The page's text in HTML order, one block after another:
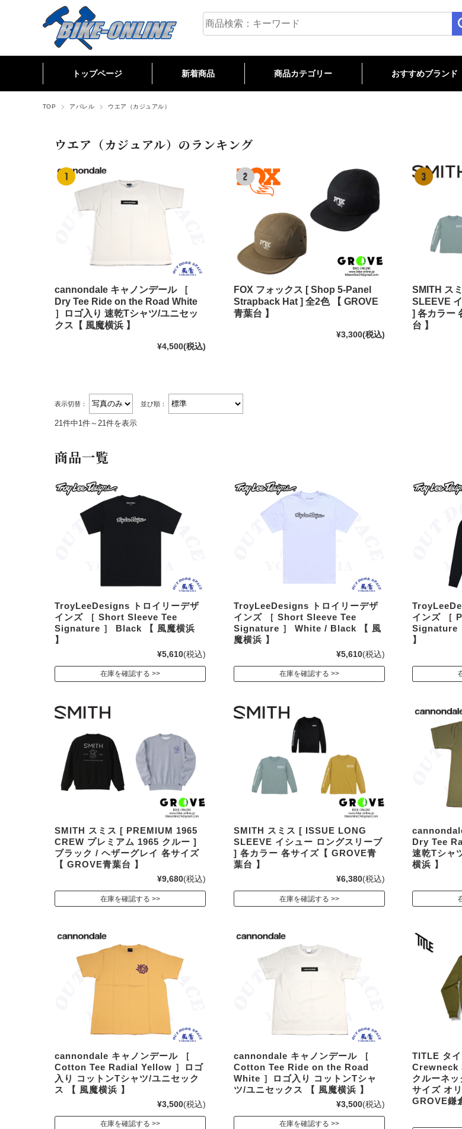
トップページ 新着商品 商品カテゴリー おすすめブランド
TOP アパレル ウエア（カジュアル）
ウエア（カジュアル）のランキング
cannondale キャノンデール ［
Dry Tee Ride on the Road White
］ロゴ入り 速乾Tシャツ/ユニセッ
クス【 風魔横浜 】
¥4,500(税込)
FOX フォックス [ Shop 5-Panel
Strapback Hat ] 全2色 【 GROVE
青葉台 】
¥3,300(税込)
SMITH ス
SLEEVE
] 各カラー
台 】
表示切替： 並び順：
21件中1件～21件を表示
商品一覧
TroyLeeDesigns トロイリーデザ
インズ ［ Short Sleeve Tee
Signature ］ Black 【 風魔横浜
】
¥5,610(税込)
在庫を確認する
TroyLeeDesigns トロイリーデザ
インズ ［ Short Sleeve Tee
Signature ］ White / Black 【 風
魔横浜 】
¥5,610(税込)
在庫を確認する
インズ ［
Signature
】
SMITH スミス [ PREMIUM 1965
CREW プレミアム 1965 クルー ]
ブラック / ヘザーグレイ 各サイズ
【 GROVE青葉台 】
¥9,680(税込)
在庫を確認する
SMITH スミス [ ISSUE LONG
SLEEVE イシュー ロングスリーブ
] 各カラー 各サイズ【 GROVE青
葉台 】
¥6,380(税込)
在庫を確認する
Dry Tee
速乾Tシャ
横浜 】
cannondale キャノンデール ［
Cotton Tee Radial Yellow ］ロゴ
入り コットンTシャツ/ユニセック
ス 【 風魔横浜 】
¥3,500(税込)
在庫を確認する
cannondale キャノンデール ［
Cotton Tee Ride on the Road
White ］ロゴ入り コットンTシャ
ツ/ユニセックス 【 風魔横浜 】
¥3,500(税込)
在庫を確認する
TITLE タ
Crewneck
クルーネ
サイズ オ
GROVE鎌